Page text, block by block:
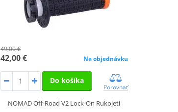
49,00 €
42,00 € Na objednávku
Do košíka
Porovnať
NOMAD Off-Road V2 Lock-On Rukojeti